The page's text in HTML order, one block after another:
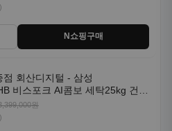
N쇼핑구매
점 회산디지털 - 삼성
비스포크 AI콤보 세탁25kg 건조
체형 1등급
원